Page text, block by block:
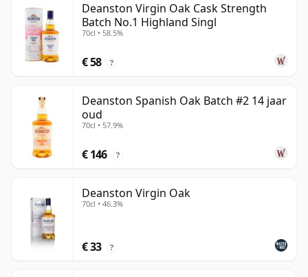
Deanston Virgin Oak Cask Strength
Batch No.1 Highland Singl
70cl • 58.5%
€ 58 ?
Deanston Spanish Oak Batch #2 14 jaar
oud
70cl • 57.9%
€ 146 ?
Deanston Virgin Oak
70cl • 46.3%
€ 33 ?